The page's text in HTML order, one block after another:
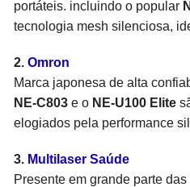
portáteis. incluindo o popular
tecnologia mesh silenciosa,
2.Omron
Marca japonesa de alta
NE‑C803 e o NE‑U100 Elite
elogiados pela performance
3. Multilaser Saúde
Presente em grande parte